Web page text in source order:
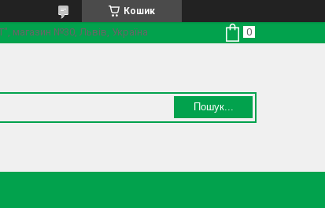
Кошик
магазин №30, Львів, Україна
Пошук...